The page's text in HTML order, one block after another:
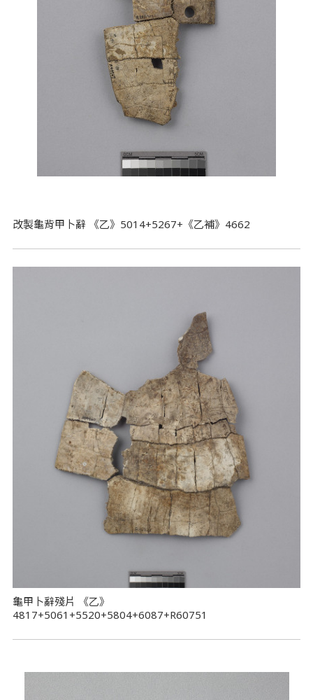
改製龜背甲卜辭 《乙》5014+5267+《乙補》4662
龜甲卜辭殘片 《乙》
4817+5061+5520+5804+6087+R60751